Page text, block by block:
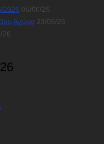
2026 05/06/26
Αγώνα 23/05/26
26